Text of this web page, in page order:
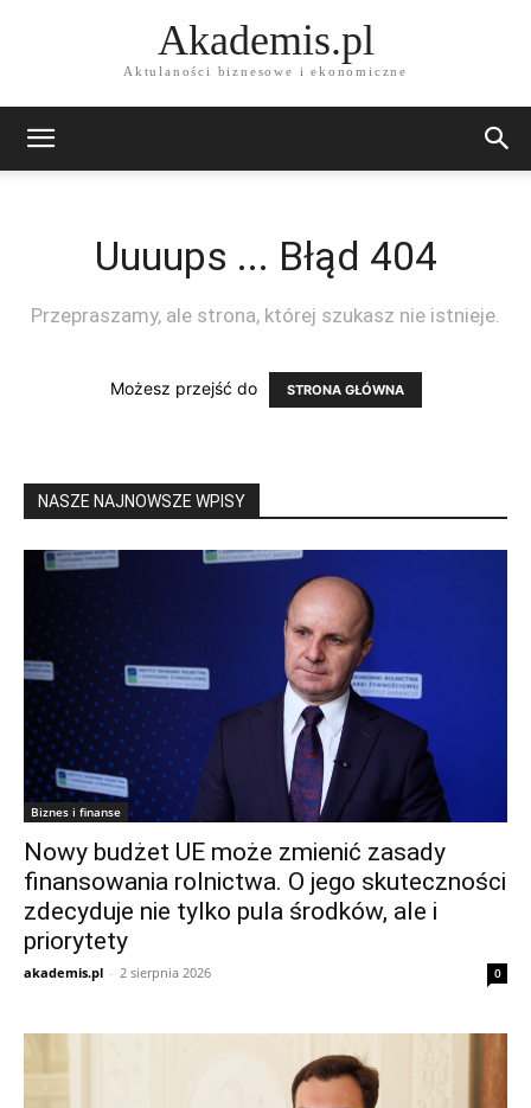
Akademis.pl
Aktulaności biznesowe i ekonomiczne
Uuuups ... Błąd 404
Przepraszamy, ale strona, której szukasz nie istnieje.
Możesz przejść do STRONA GŁÓWNA
NASZE NAJNOWSZE WPISY
Biznes i finanse
Nowy budżet UE może zmienić zasady
finansowania rolnictwa. O jego skuteczności
zdecyduje nie tylko pula środków, ale i
priorytety
akademis.pl - 2 sierpnia 2026 0